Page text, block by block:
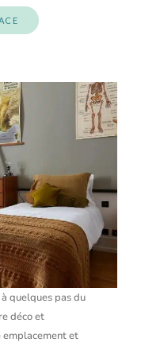
quelques pas du
déco et
emplacement et